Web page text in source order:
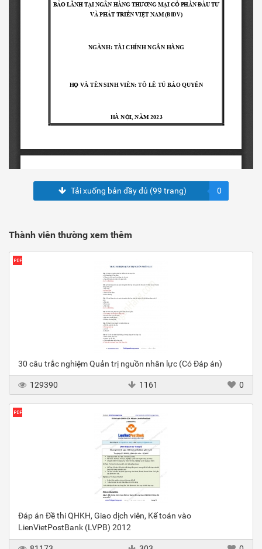
Tải xuống bản đầy đủ (99 trang) 0
Thành viên thường xem thêm
30 câu trắc nghiệm Quản trị nguồn nhân lực (Có Đáp án)
129390 1161 0
Đáp án Đề thi QHKH, Giao dịch viên, Kế toán vào
LienVietPostBank (LVPB) 2012